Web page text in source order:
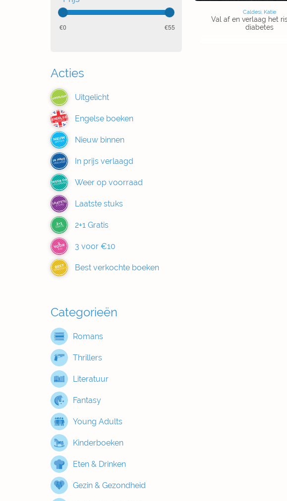
0 55
Acties
UITGELICHT Uitgelicht
ENGELSE
BOEKEN Engelse boeken
NIEUW
BINNEN Nieuw binnen
IN PRIJS
VERLAAGD In prijs verlaagd
WEER OP
VOORRAAD Weer op voorraad
LAATSTE
STUKS Laatste stuks
2+1
GRATIS 2+1 Gratis
3
VOOR
€10 3 voor €10
BEST
VERKOCHT Best verkochte boeken
Categorieën
Romans
Thrillers
Literatuur
Fantasy
Young Adults
Kinderboeken
Eten & Drinken
Gezin & Gezondheid
Caldesi, Katie
Val af en verlaag het
diabetes